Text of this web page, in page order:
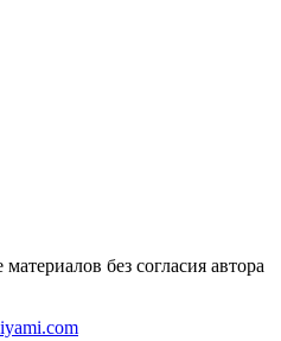
без согласия автора